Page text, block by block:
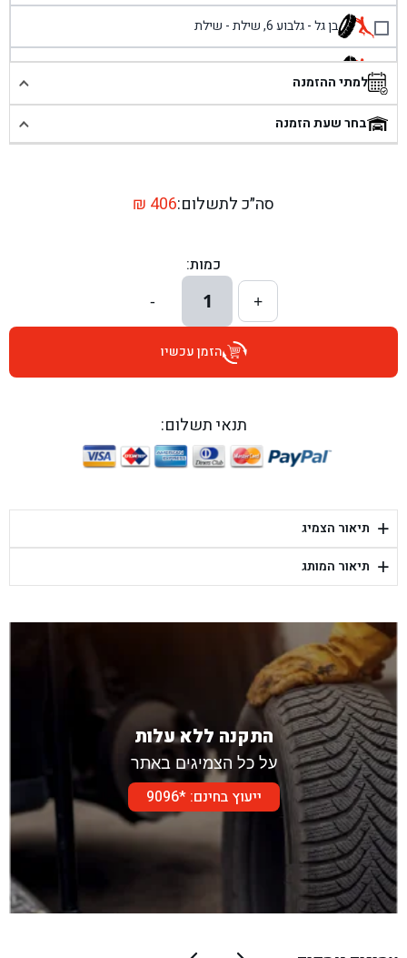
בן גל - גלבוע 6, שילת - שילת
בן גל - פוריידיס, כניסה צפונית מול כביש 4 - פרדיס
בן גל - שכונת אזור תעשייה זעירה, עיילבון - עיילבון
בן גל - דרך השבעה 20, אזור - אזור
בן גל - הרצל 6, גדרה - גדרה
בן גל - שדרות דוד בן גוריון 8, באר שבע - באר שבע
בן גל - היובלים 26, הוד השרון - הוד השרון
בן גל - יפת 88, תל אביב יפו - תל אביב
בן גל - דור אלון הר טוב - בית שמש
למתי ההזמנה
בחר שעת הזמנה
סה״כ לתשלום: ₪ 406
כמות:
+
1
-
הזמן עכשיו
תנאי תשלום:
+ תיאור הצמיג
+ תיאור המותג
התקנה ללא עלות
על כל הצמיגים באתר
ייעוץ בחינם: *9096